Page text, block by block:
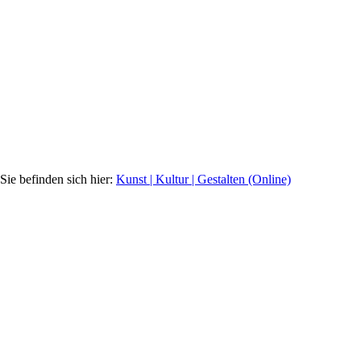
Kunst | Kultur | Gestalten (Online)